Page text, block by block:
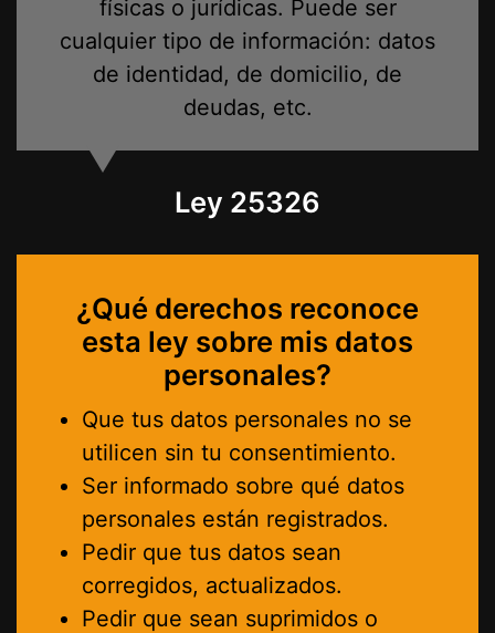
físicas o jurídicas. Puede ser
cualquier tipo de información: datos
de identidad, de domicilio, de
deudas, etc.
Ley 25326
¿Qué derechos reconoce
esta ley sobre mis datos
personales?
Que tus datos personales no se
utilicen sin tu consentimiento.
Ser informado sobre qué datos
personales están registrados.
Pedir que tus datos sean
corregidos, actualizados.
Pedir que sean suprimidos o